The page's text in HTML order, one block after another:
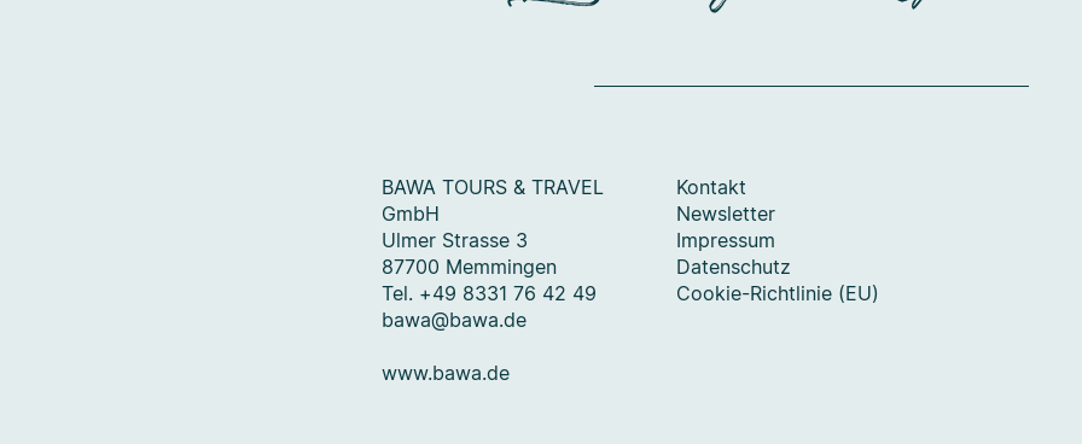
BAWA TOURS & TRAVEL
GmbH
Ulmer Strasse 3
87700 Memmingen
Tel. +49 8331 76 42 49
bawa@bawa.de
www.bawa.de
Kontakt
Newsletter
Impressum
Datenschutz
Cookie-Richtlinie (EU)